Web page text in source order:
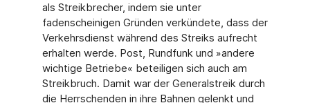
als Streikbrecher, indem sie unter
fadenscheinigen Grün­den verkündete, dass der
Verkehrsdienst während des Streiks aufrecht
erhalten werde. Post, Rundfunk und »andere
wichtige Betriebe« beteiligen sich auch am
Streikbruch. Damit war der Generalstreik durch
die Herrschenden in ihre Bahnen gelenkt und